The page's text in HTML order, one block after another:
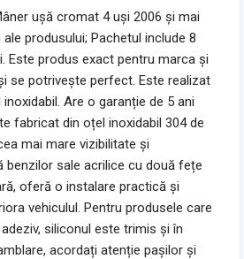
ușă cromat 4 uși 2006 și mai
produsului; Pachetul include 8
Este produs exact pentru marca și
se potrivește perfect. Este realizat
Are o garanție de 5 ani
fabricat din oțel inoxidabil 304 de
mai mare vizibilitate și
benzilor sale acrilice cu două fețe
oferă o instalare practică și
vehiculul. Pentru produsele care
siliconul este trimis și în
acordați atenție pașilor și